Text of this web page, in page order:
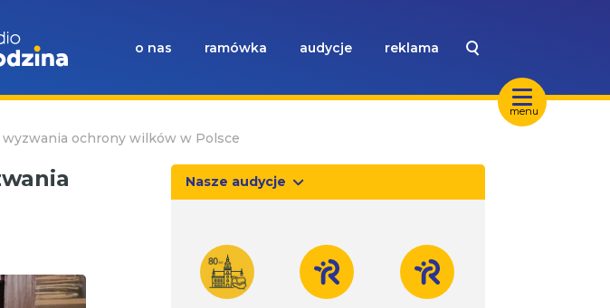
menu
o nas ramówka audycje reklama
ochrony wilków w Polsce
Nasze audycje